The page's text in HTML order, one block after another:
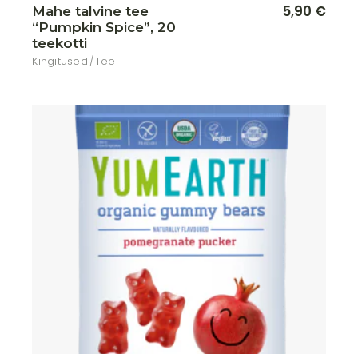
Mahe talvine tee
“Pumpkin Spice”, 20
teekotti
Kingitused Tee
5,90 €